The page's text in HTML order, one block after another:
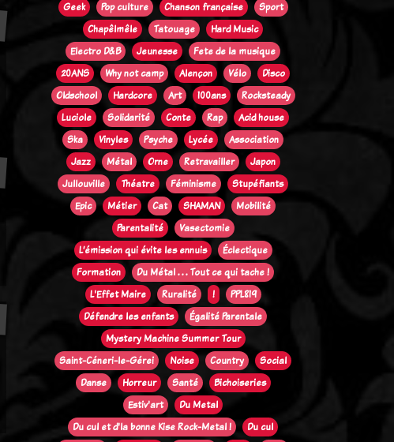
Geek
Pop culture Chanson française
Sport
Chapêlmêle
Tatouage
Hard Music
Electro D&B
Jeunesse
Fete de la musique
20ANS
Why not camp Alençon Vélo
Disco
Oldschool
Hardcore Art 100ans
Rocksteady
Luciole
Solidarité Conte Rap
Acid house
Ska
Vinyles Psyche Lycée
Association
Jazz
Métal Orne Retravailler
Japon
Jullouville
Théatre Féminisme
Stupéfiants
Epic
Métier Cat SHAMAN
Mobilité
Parentalité
Vasectomie
L’émission qui évite les ennuis
Éclectique
Formation
Du Métal . . . Tout ce qui tache !
L'Effet Maire
Ruralité !
PPL819
Défendre les enfants
Égalité Parentale
Mystery Machine Summer Tour
Saint-Céneri-le-Gérei
Noise Country
Social
Danse
Horreur Santé
Bichoiseries
Estiv'art
Du Metal
Du cul et d'la bonne Kise Rock-Metal !
Du cul